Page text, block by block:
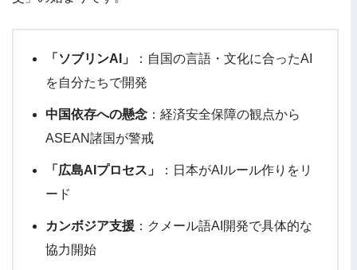
「ソブリンAI」
：自国の言語・文化に合ったAI
を自分たちで開発
中国依存への懸念 ：経済安全保障の観点から
ASEAN諸国が警戒
「広島AIプロセス」
：日本がAIルール作りをリ
ード
カンボジア支援 ：クメール語AI開発で具体的な
協力開始